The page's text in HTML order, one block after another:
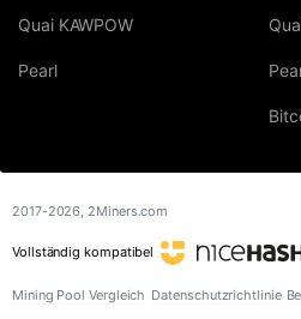
Quai KAWPOW
Pearl
2017-2026, 2Miners.com
Vollständig kompatibel
Mining Pool Vergleich Datenschutzrichtlinie